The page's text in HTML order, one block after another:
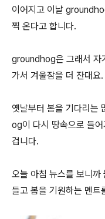
이어지고 이날
찍 온다고 합니다.
groundhog은 그래서 자
가서 겨울잠을 더 잔대요.
옛날부터 봄을 기다리는
og이 다시 땅속으로 들
겁니다.
오늘 아침 뉴스를 보니
들고 봄을 기원하는 멘트